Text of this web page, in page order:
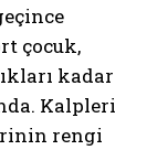
çocuk,
kadar
Kalpleri
rengi